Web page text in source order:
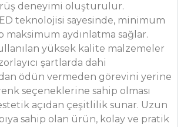
deneyimi oluşturulur.
teknolojisi sayesinde, minimum
maksimum aydınlatma sağlar.
yüksek kalite malzemeler
şartlarda dahi
ödün vermeden görevini yerine
seçeneklerine sahip olması
açıdan çeşitlilik sunar. Uzun
sahip olan ürün, kolay ve pratik